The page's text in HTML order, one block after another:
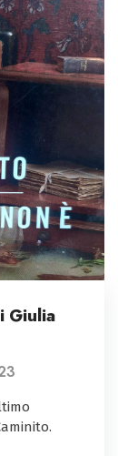
Giulia